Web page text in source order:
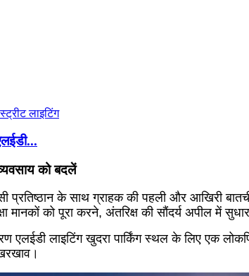
को बदलें
के साथ ग्राहक की पहली और आखिरी
मानकों को पूरा करने, अंतरिक्ष की सौंदर्य अपील में
एलईडी लाइटिंग खुदरा पार्किंग स्थल के लिए एक